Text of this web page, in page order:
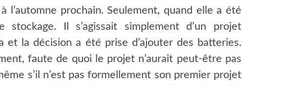
l’automne prochain. Seulement, quand elle a été
Il s’agissait simplement d’un projet
et la décision a été prise d’ajouter des batteries.
faute de quoi le projet n’aurait peut-être pas
s’il n’est pas formellement son premier projet